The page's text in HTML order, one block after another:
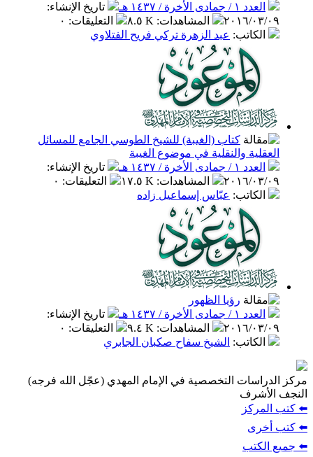
العدد ١ / جمادى الأخرة / ١٤٣٧ هـ
تاريخ الإنشاء:
٢٠١٦/٠٣/٠٩
المشاهدات: ٨.٥ K التعليقات: ٠
الكاتب: عبد الزهرة تركي فريح الفتلاوي
كتاب (الغيبة) للشيخ الطوسي الجامع للمسائل
العقلية والنقلية في موضوع الغيبة
العدد ١ / جمادى الأخرة / ١٤٣٧ هـ
تاريخ الإنشاء:
٢٠١٦/٠٣/٠٩
المشاهدات: ١٧.٥ K التعليقات: ٠
الكاتب: عبّاس إسماعيل زاده
رؤيا الظهور
العدد ١ / جمادى الأخرة / ١٤٣٧ هـ
تاريخ الإنشاء:
٢٠١٦/٠٣/٠٩
المشاهدات: ٩.٤ K التعليقات: ٠
الكاتب: الشيخ سفاح صكبان الجابري
مركز الدراسات التخصصية في الإمام المهدي (عجّل الله فرجه)
النجف الأشرف
⬅️ كتب المركز
⬅️ كتب أخرى
⬅️ جميع الكتب